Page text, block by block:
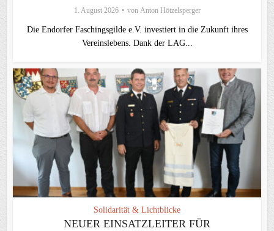
1. August 2026 von Anton Hötzelsperger
Die Endorfer Faschingsgilde e.V. investiert in die Zukunft ihres
Vereinslebens. Dank der LAG...
Solidarität & Lichtblicke
NEUER EINSATZLEITER FÜR